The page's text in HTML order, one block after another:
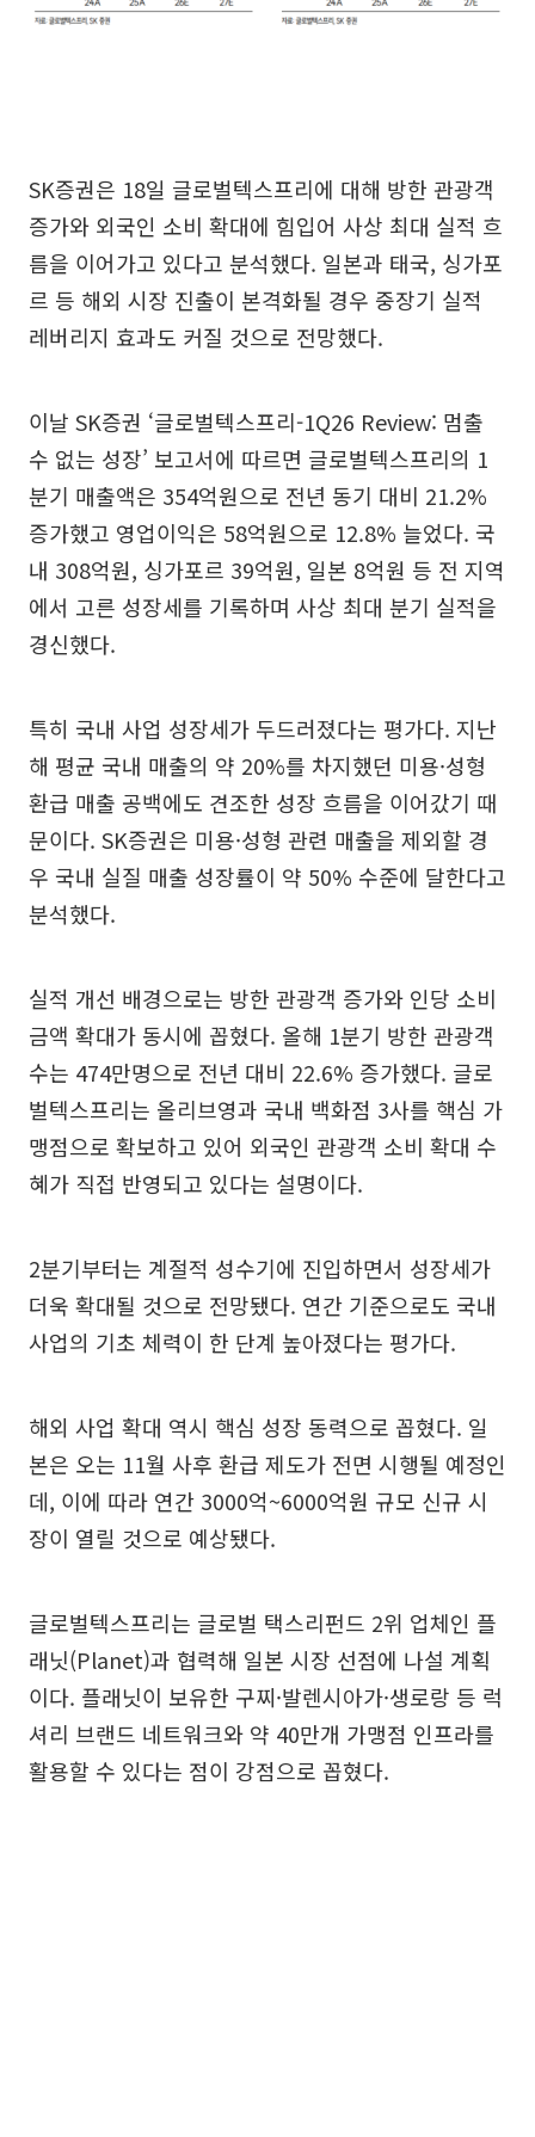
SK증권은 18일 글로벌텍스프리에 대해 방한 관광객
증가와 외국인 소비 확대에 힘입어 사상 최대 실적 흐
름을 이어가고 있다고 분석했다. 일본과 태국, 싱가포
르 등 해외 시장 진출이 본격화될 경우 중장기 실적
레버리지 효과도 커질 것으로 전망했다.
이날 SK증권 ‘글로벌텍스프리-1Q26 Review: 멈출
수 없는 성장’ 보고서에 따르면 글로벌텍스프리의 1
분기 매출액은 354억원으로 전년 동기 대비 21.2%
증가했고 영업이익은 58억원으로 12.8% 늘었다. 국
내 308억원, 싱가포르 39억원, 일본 8억원 등 전 지역
에서 고른 성장세를 기록하며 사상 최대 분기 실적을
경신했다.
특히 국내 사업 성장세가 두드러졌다는 평가다. 지난
해 평균 국내 매출의 약 20%를 차지했던 미용·성형
환급 매출 공백에도 견조한 성장 흐름을 이어갔기 때
문이다. SK증권은 미용·성형 관련 매출을 제외할 경
우 국내 실질 매출 성장률이 약 50% 수준에 달한다고
분석했다.
실적 개선 배경으로는 방한 관광객 증가와 인당 소비
금액 확대가 동시에 꼽혔다. 올해 1분기 방한 관광객
수는 474만명으로 전년 대비 22.6% 증가했다. 글로
벌텍스프리는 올리브영과 국내 백화점 3사를 핵심 가
맹점으로 확보하고 있어 외국인 관광객 소비 확대 수
혜가 직접 반영되고 있다는 설명이다.
2분기부터는 계절적 성수기에 진입하면서 성장세가
더욱 확대될 것으로 전망됐다. 연간 기준으로도 국내
사업의 기초 체력이 한 단계 높아졌다는 평가다.
해외 사업 확대 역시 핵심 성장 동력으로 꼽혔다. 일
본은 오는 11월 사후 환급 제도가 전면 시행될 예정인
데, 이에 따라 연간 3000억~6000억원 규모 신규 시
장이 열릴 것으로 예상됐다.
글로벌텍스프리는 글로벌 택스리펀드 2위 업체인 플
래닛(Planet)과 협력해 일본 시장 선점에 나설 계획
이다. 플래닛이 보유한 구찌·발렌시아가·생로랑 등 럭
셔리 브랜드 네트워크와 약 40만개 가맹점 인프라를
활용할 수 있다는 점이 강점으로 꼽혔다.